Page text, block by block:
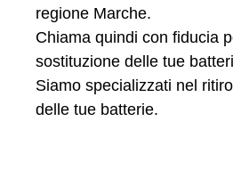
regione Marche.
Chiama quindi con fiducia
sostituzione delle tue
Siamo specializzati nel
delle tue batterie.